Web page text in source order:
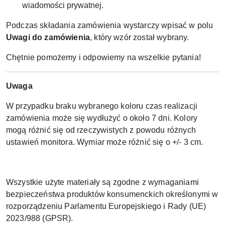
wiadomości prywatnej.
Podczas składania zamówienia wystarczy wpisać w polu
Uwagi do zamówienia, który wzór został wybrany.
Chętnie pomożemy i odpowiemy na wszelkie pytania!
Uwaga
W przypadku braku wybranego koloru czas realizacji
zamówienia może się wydłużyć o około 7 dni. Kolory
mogą różnić się od rzeczywistych z powodu różnych
ustawień monitora. Wymiar może różnić się o +/- 3 cm.
Wszystkie użyte materiały są zgodne z wymaganiami
bezpieczeństwa produktów konsumenckich określonymi w
rozporządzeniu Parlamentu Europejskiego i Rady (UE)
2023/988 (GPSR).